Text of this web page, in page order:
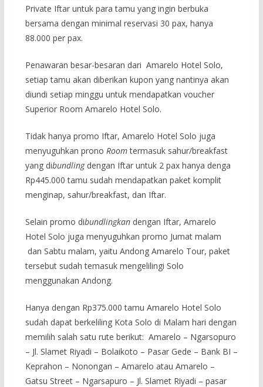
Private Iftar untuk para tamu yang ingin berbuka
bersama dengan minimal reservasi 30 pax, hanya
88.000 per pax.
Penawaran besar-besaran dari Amarelo Hotel Solo,
setiap tamu akan diberikan kupon yang nantinya akan
diundi setiap minggu untuk mendapatkan voucher
Superior Room Amarelo Hotel Solo.
Tidak hanya promo Iftar, Amarelo Hotel Solo juga
menyuguhkan prono Roomtermasuk sahur/breakfast
yang dibundlingdengan Iftar untuk 2 pax hanya denga
Rp445.000 tamu sudah mendapatkan paket komplit
menginap, sahur/breakfast, dan Iftar.
Selain promo dibundlingkandengan Iftar, Amarelo
Hotel Solo juga menyuguhkan promo Jumat malam
dan Sabtu malam, yaitu Andong Amarelo Tour, paket
tersebut sudah temasuk mengelilingi Solo
menggunakan Andong.
Hanya dengan Rp375.000 tamu Amarelo Hotel Solo
sudah dapat berkeliling Kota Solo di Malam hari dengan
memilih salah satu rute berikut: Amarelo – Ngarsopuro
– Jl. Slamet Riyadi – Bolaikoto – Pasar Gede – Bank BI –
Keprahon – Nonongan – Amarelo atau Amarelo –
Gatsu Street – Ngarsapuro – Jl. Slamet Riyadi – pasar